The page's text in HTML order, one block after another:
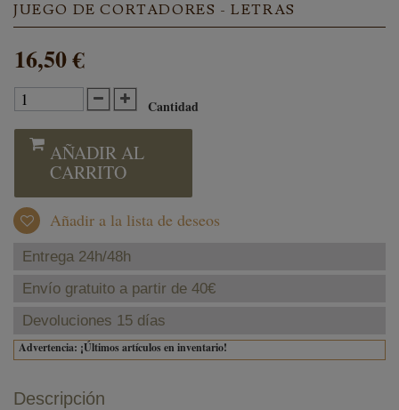
JUEGO DE CORTADORES - LETRAS
16,50 €
Cantidad
AÑADIR AL
CARRITO
Añadir a la lista de deseos
Entrega 24h/48h
Envío gratuito a partir de 40€
Devoluciones 15 días
Advertencia: ¡Últimos artículos en inventario!
Descripción